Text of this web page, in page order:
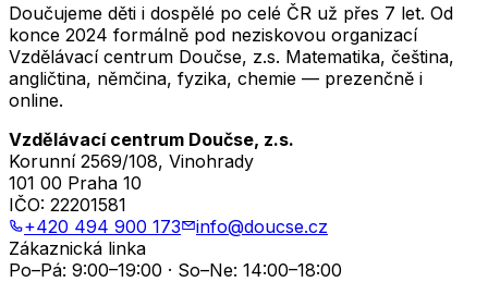
Doučujeme děti i dospělé po celé ČR už přes 7 let. Od
konce 2024 formálně pod neziskovou organizací
Vzdělávací centrum Doučse, z.s. Matematika, čeština,
angličtina, němčina, fyzika, chemie — prezenčně i
online.
Vzdělávací centrum Doučse, z.s.
Korunní 2569/108, Vinohrady
101 00 Praha 10
IČO: 22201581
+420 494 900 173
info@doucse.cz
Zákaznická linka
Po–Pá: 9:00–19:00 · So–Ne: 14:00–18:00